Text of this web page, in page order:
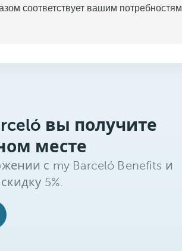
соответствует вашим потребностям
вы получите
месте
с my Barceló Benefits и
5%.